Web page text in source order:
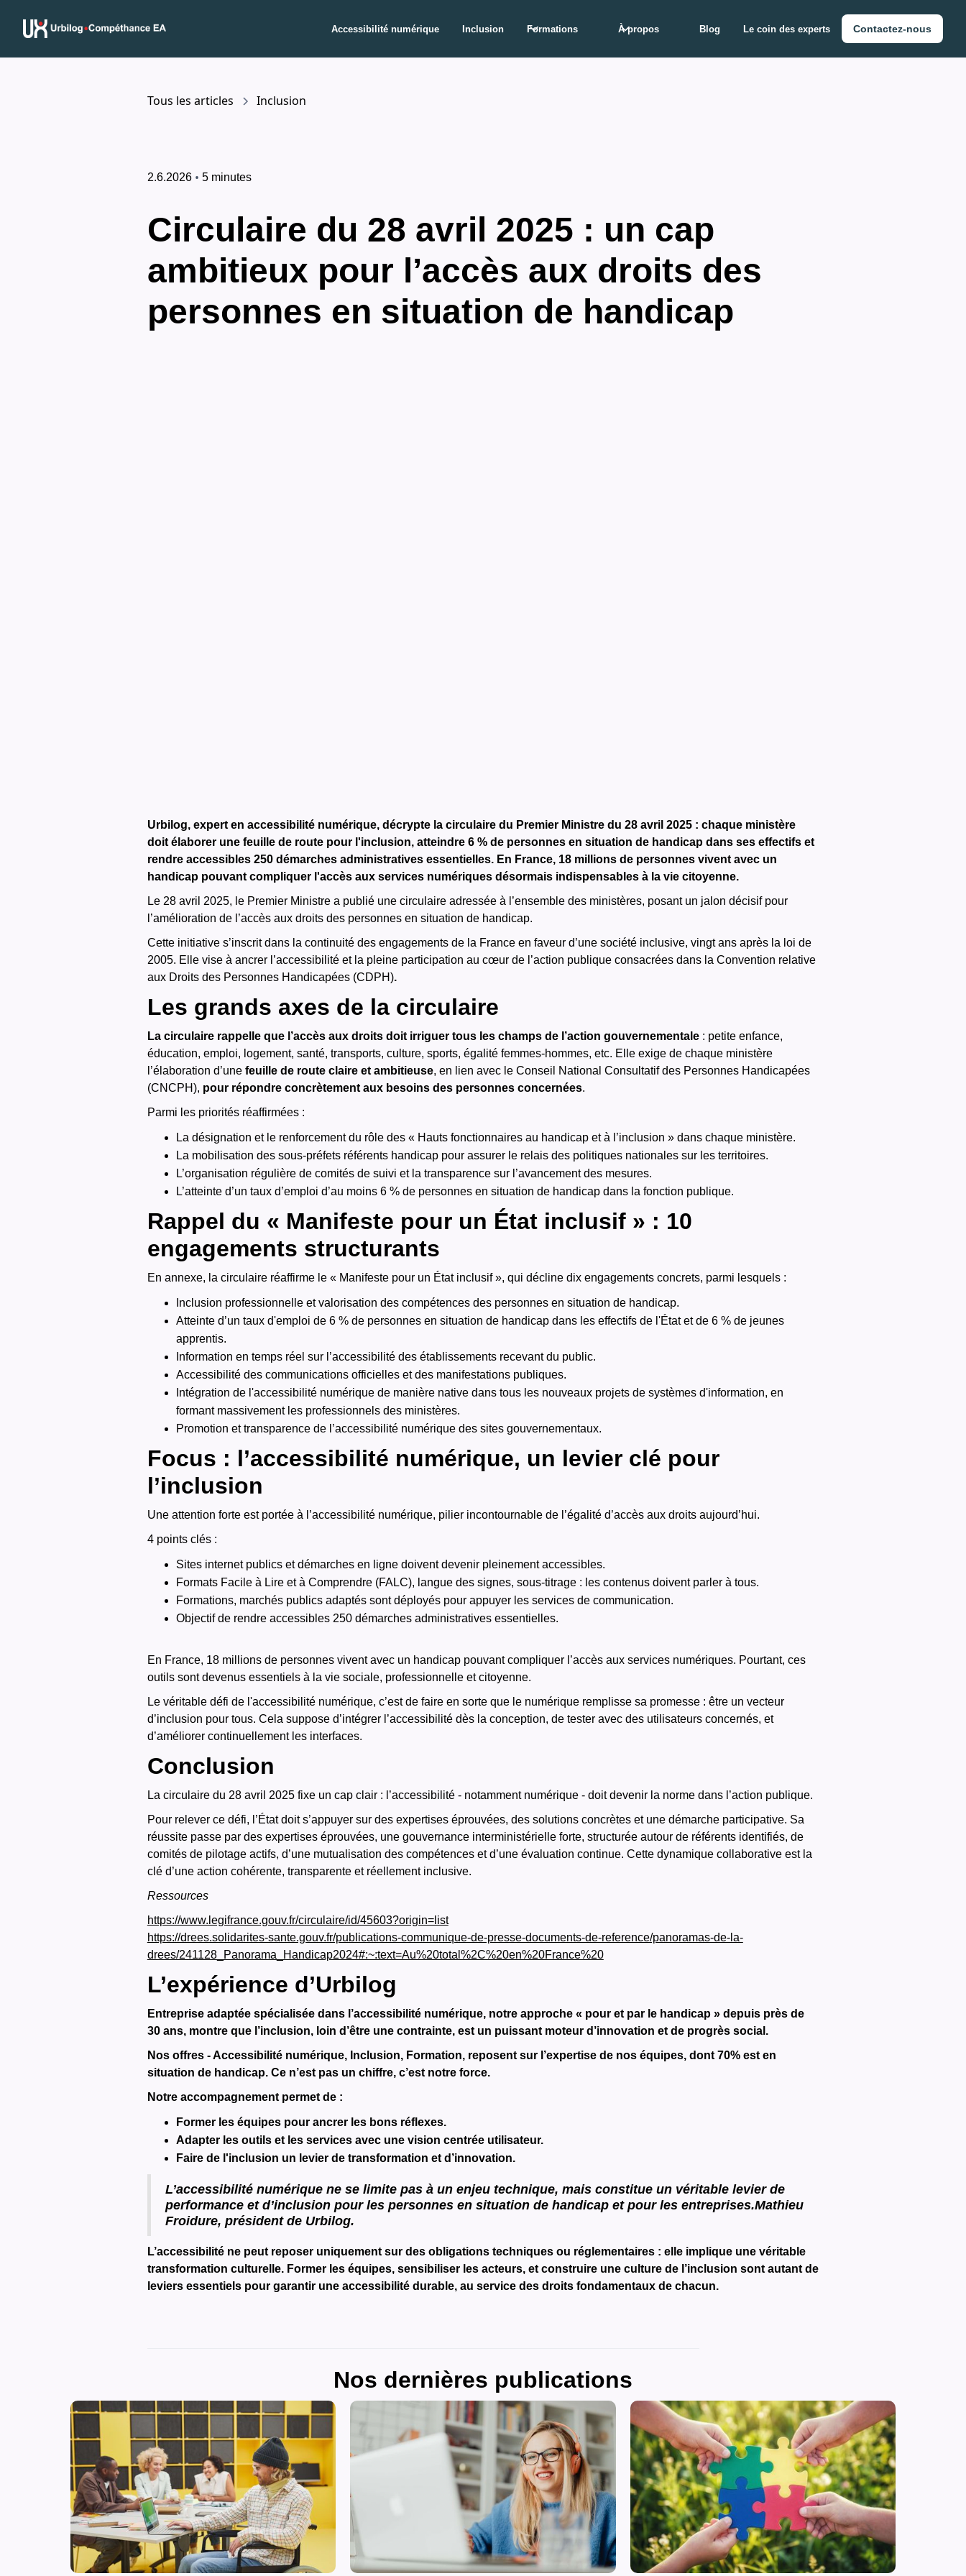
Accessibilité numérique Inclusion Formations À propos Blog Le coin des experts Contactez-nous
Tous les articles Inclusion
2.6.2026 • 5 minutes
Circulaire du 28 avril 2025 : un cap
ambitieux pour l’accès aux droits des
personnes en situation de handicap
Urbilog, expert en accessibilité numérique, décrypte la circulaire du Premier Ministre du 28 avril 2025 : chaque ministère
doit élaborer une feuille de route pour l'inclusion, atteindre 6 % de personnes en situation de handicap dans ses effectifs et
rendre accessibles 250 démarches administratives essentielles. En France, 18 millions de personnes vivent avec un
handicap pouvant compliquer l'accès aux services numériques désormais indispensables à la vie citoyenne.
Le 28 avril 2025, le Premier Ministre a publié une circulaire adressée à l’ensemble des ministères, posant un jalon décisif pour
l’amélioration de l’accès aux droits des personnes en situation de handicap.
Cette initiative s’inscrit dans la continuité des engagements de la France en faveur d’une société inclusive, vingt ans après la loi de
2005. Elle vise à ancrer l’accessibilité et la pleine participation au cœur de l’action publique consacrées dans la Convention relative
aux Droits des Personnes Handicapées (CDPH).
Les grands axes de la circulaire
La circulaire rappelle que l’accès aux droits doit irriguer tous les champs de l’action gouvernementale: petite enfance,
éducation, emploi, logement, santé, transports, culture, sports, égalité femmes-hommes, etc. Elle exige de chaque ministère
l’élaboration d’une feuille de route claire et ambitieuse, en lien avec le Conseil National Consultatif des Personnes Handicapées
(CNCPH), pour répondre concrètement aux besoins des personnes concernées.
Parmi les priorités réaffirmées :
La désignation et le renforcement du rôle des « Hauts fonctionnaires au handicap et à l’inclusion » dans chaque ministère.
La mobilisation des sous-préfets référents handicap pour assurer le relais des politiques nationales sur les territoires.
L’organisation régulière de comités de suivi et la transparence sur l’avancement des mesures.
L’atteinte d’un taux d’emploi d’au moins 6 % de personnes en situation de handicap dans la fonction publique.
Rappel du « Manifeste pour un État inclusif » : 10
engagements structurants
En annexe, la circulaire réaffirme le « Manifeste pour un État inclusif », qui décline dix engagements concrets, parmi lesquels :
Inclusion professionnelle et valorisation des compétences des personnes en situation de handicap.
Atteinte d’un taux d'emploi de 6 % de personnes en situation de handicap dans les effectifs de l'État et de 6 % de jeunes
apprentis.
Information en temps réel sur l’accessibilité des établissements recevant du public.
Accessibilité des communications officielles et des manifestations publiques.
Intégration de l'accessibilité numérique de manière native dans tous les nouveaux projets de systèmes d'information, en
formant massivement les professionnels des ministères.
Promotion et transparence de l’accessibilité numérique des sites gouvernementaux.
Focus : l’accessibilité numérique, un levier clé pour
l’inclusion
Une attention forte est portée à l’accessibilité numérique, pilier incontournable de l’égalité d’accès aux droits aujourd’hui.
4 points clés :
Sites internet publics et démarches en ligne doivent devenir pleinement accessibles.
Formats Facile à Lire et à Comprendre (FALC), langue des signes, sous-titrage : les contenus doivent parler à tous.
Formations, marchés publics adaptés sont déployés pour appuyer les services de communication.
Objectif de rendre accessibles 250 démarches administratives essentielles.
En France, 18 millions de personnes vivent avec un handicap pouvant compliquer l’accès aux services numériques. Pourtant, ces
outils sont devenus essentiels à la vie sociale, professionnelle et citoyenne.
Le véritable défi de l'accessibilité numérique, c’est de faire en sorte que le numérique remplisse sa promesse : être un vecteur
d’inclusion pour tous. Cela suppose d’intégrer l’accessibilité dès la conception, de tester avec des utilisateurs concernés, et
d’améliorer continuellement les interfaces.
Conclusion
La circulaire du 28 avril 2025 fixe un cap clair : l’accessibilité - notamment numérique - doit devenir la norme dans l’action publique.
Pour relever ce défi, l’État doit s’appuyer sur des expertises éprouvées, des solutions concrètes et une démarche participative. Sa
réussite passe par des expertises éprouvées, une gouvernance interministérielle forte, structurée autour de référents identifiés, de
comités de pilotage actifs, d’une mutualisation des compétences et d’une évaluation continue. Cette dynamique collaborative est la
clé d’une action cohérente, transparente et réellement inclusive.
Ressources
https://www.legifrance.gouv.fr/circulaire/id/45603?origin=list
https://drees.solidarites-sante.gouv.fr/publications-communique-de-presse-documents-de-reference/panoramas-de-la-
drees/241128_Panorama_Handicap2024#:~:text=Au%20total%2C%20en%20France%20
L’expérience d’Urbilog
Entreprise adaptée spécialisée dans l’accessibilité numérique, notre approche « pour et par le handicap » depuis près de
30 ans, montre que l’inclusion, loin d’être une contrainte, est un puissant moteur d’innovation et de progrès social.
Nos offres - Accessibilité numérique, Inclusion, Formation, reposent sur l’expertise de nos équipes, dont 70% est en
situation de handicap. Ce n’est pas un chiffre, c’est notre force.
Notre accompagnement permet de :
Former les équipes pour ancrer les bons réflexes.
Adapter les outils et les services avec une vision centrée utilisateur.
Faire de l'inclusion un levier de transformation et d’innovation.
L’accessibilité numérique ne se limite pas à un enjeu technique, mais constitue un véritable levier de
performance et d’inclusion pour les personnes en situation de handicap et pour les entreprises.Mathieu
Froidure, président de Urbilog.
L’accessibilité ne peut reposer uniquement sur des obligations techniques ou réglementaires : elle implique une véritable
transformation culturelle. Former les équipes, sensibiliser les acteurs, et construire une culture de l’inclusion sont autant de
leviers essentiels pour garantir une accessibilité durable, au service des droits fondamentaux de chacun.
Nos dernières publications